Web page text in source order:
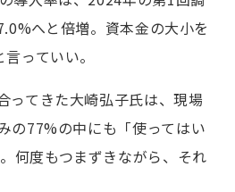
へと倍増。資本金の大小を
っていい。
ってきた大崎弘子氏は、現場
の77%の中にも「使ってはい
何度もつまずきながら、それ